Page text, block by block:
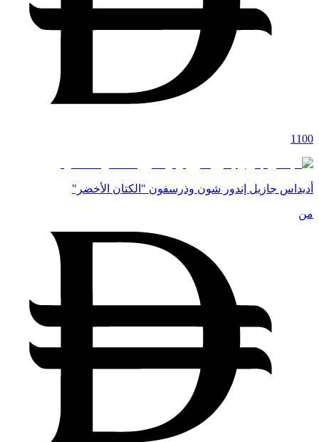
1100
أديداس جازيل إندور شون وذرسفون "الكتان الأخضر"
من